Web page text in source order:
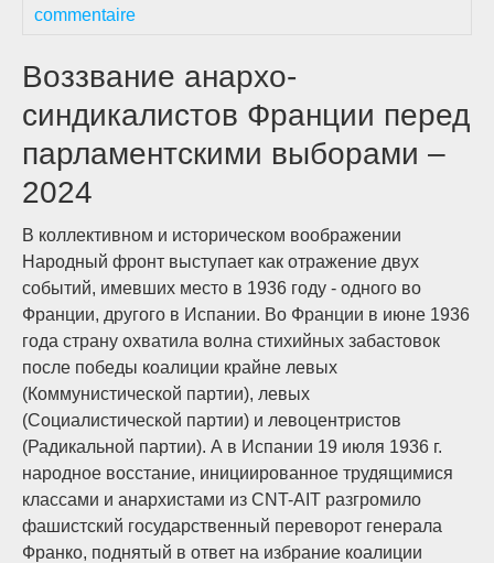
commentaire
Воззвание анархо-
синдикалистов Франции перед
парламентскими выборами –
2024
В коллективном и историческом воображении
Народный фронт выступает как отражение двух
событий, имевших место в 1936 году ­- одного во
Франции, другого в Испании. Во Франции в июне 1936
года страну охватила волна стихийных забастовок
после победы коалиции крайне левых
(Коммунистической партии), левых
(Социалистической партии) и левоцентристов
(Радикальной партии). А в Испании 19 июля 1936 г.
народное восстание, инициированное трудящимися
классами и анархистами из CNT-AIT разгромило
фашистский государственный переворот генерала
Франко, поднятый в ответ на избрание коалиции